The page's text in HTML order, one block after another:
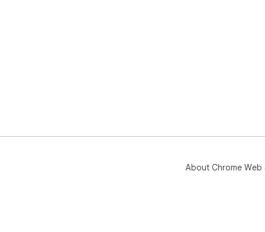
About Chrome Web